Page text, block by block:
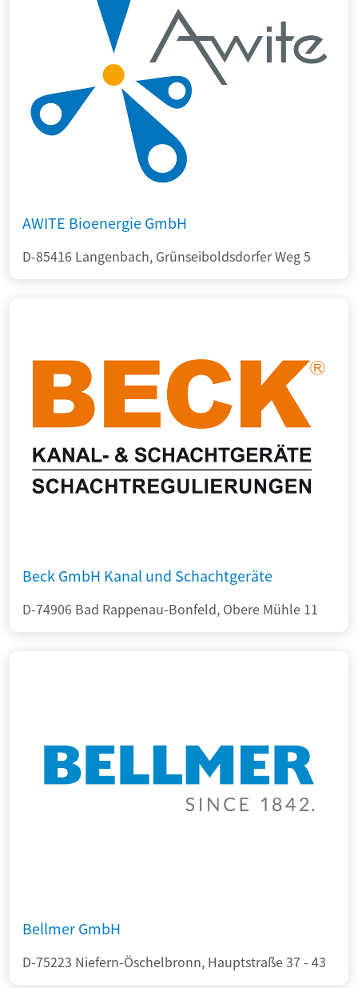
AWITE Bioenergie GmbH
D-85416 Langenbach, Grünseiboldsdorfer Weg 5
Beck GmbH Kanal und Schachtgeräte
D-74906 Bad Rappenau-Bonfeld, Obere Mühle 11
Bellmer GmbH
D-75223 Niefern-Öschelbronn, Hauptstraße 37 - 43